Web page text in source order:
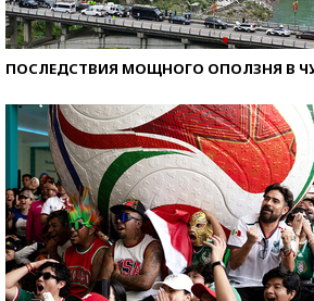
ПОСЛЕДСТВИЯ МОЩНОГО ОПОЛЗНЯ В